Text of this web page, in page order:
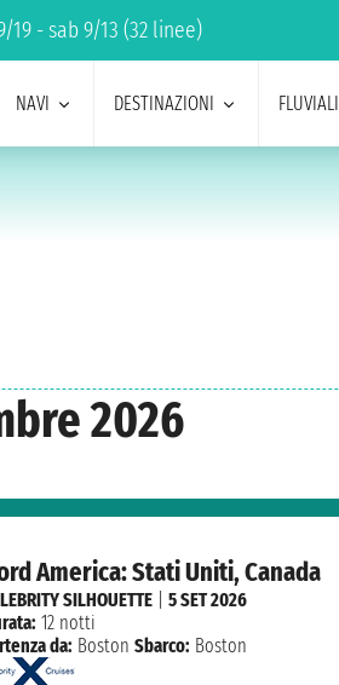
19 - sab 9/13 (32 linee)
NAVI DESTINAZIONI FLUVIALI
2026
America: Stati Uniti, Canada
SILHOUETTE |5 SET 2026
12 notti
da: Boston Sbarco: Boston